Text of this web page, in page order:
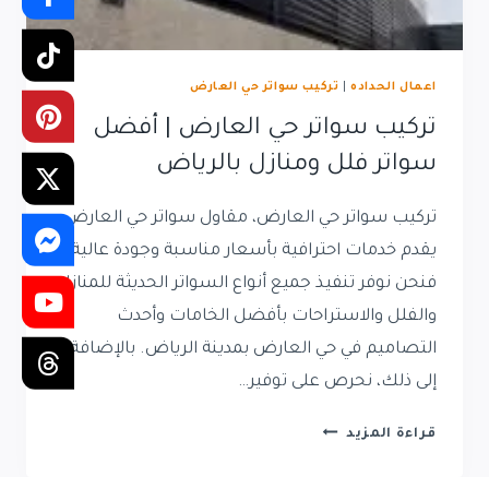
اعمال الحداده| تركيب سواتر حي العارض
تركيب سواتر حي العارض | أفضل
سواتر فلل ومنازل بالرياض
تركيب سواتر حي العارض، مقاول سواتر حي العارض
يقدم خدمات احترافية بأسعار مناسبة وجودة عالية،
فنحن نوفر تنفيذ جميع أنواع السواتر الحديثة للمنازل
والفلل والاستراحات بأفضل الخامات وأحدث
التصاميم في حي العارض بمدينة الرياض. بالإضافة
إلى ذلك، نحرص على توفير…
قراءة المزيد تركيب